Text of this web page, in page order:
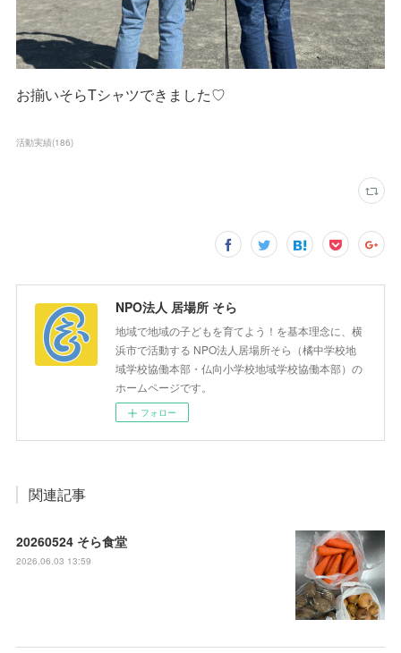
お揃いそらTシャツできました♡
活動実績(186)
NPO法人 居場所 そら
地域で地域の子どもを育てよう！を基本理念に、横
浜市で活動する NPO法人居場所そら（橘中学校地
域学校協働本部・仏向小学校地域学校協働本部）の
ホームページです。
フォロー
関連記事
20260524 そら食堂
2026.06.03 13:59